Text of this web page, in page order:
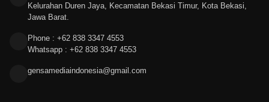
Kelurahan Duren Jaya, Kecamatan Bekasi Timur, Kota Bekasi,
Jawa Barat.
Phone : +62 838 3347 4553
Whatsapp : +62 838 3347 4553
gensamediaindonesia@gmail.com